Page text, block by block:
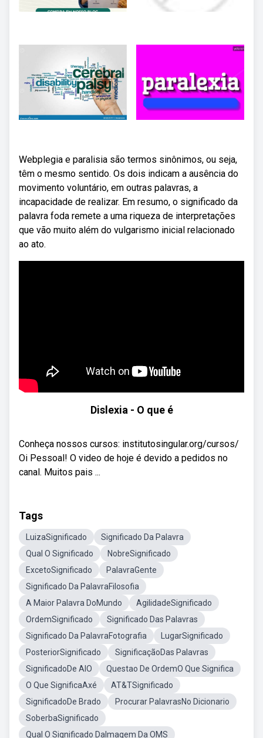
Webplegia e paralisia são termos sinônimos, ou seja,
têm o mesmo sentido. Os dois indicam a ausência do
movimento voluntário, em outras palavras, a
incapacidade de realizar. Em resumo, o significado da
palavra foda remete a uma riqueza de interpretações
que vão muito além do vulgarismo inicial relacionado
ao ato.
Dislexia - O que é
Conheça nossos cursos: institutosingular.org/cursos/
Oi Pessoal! O video de hoje é devido a pedidos no
canal. Muitos pais ...
Tags
LuizaSignificado
Significado Da Palavra
Qual O Significado
NobreSignificado
ExcetoSignificado
PalavraGente
Significado Da PalavraFilosofia
A Maior Palavra DoMundo
AgilidadeSignificado
OrdemSignificado
Significado Das Palavras
Significado Da PalavraFotografia
LugarSignificado
PosteriorSignificado
SignificaçãoDas Palavras
SignificadoDe AIO
Questao De OrdemO Que Significa
O Que SignificaAxé
AT&TSignificado
SignificadoDe Brado
Procurar PalavrasNo Dicionario
SoberbaSignificado
Qual O Significado DaImagem Da OMS